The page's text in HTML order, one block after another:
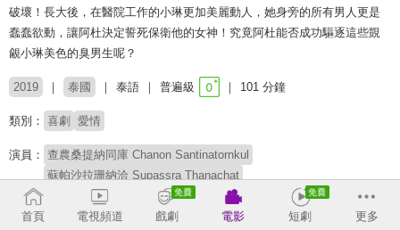
破壞！長大後，在醫院工作的小琳更加美麗動人，她身旁的所有男人更是
蠢蠢欲動，讓阿杜決定誓死保衛他的女神！究竟阿杜能否成功驅逐這些覬
覦小琳美色的臭男生呢？
2019 泰國 泰語 普遍級 101 分鐘
類別： 喜劇 愛情
演員： 查農桑提納同庫 Chanon Santinatornkul
蘇帕沙拉珊納洽 Supassra Thanachat
功博占乍倫 Gornpop Janjaroen
Rassameekae Fahgeulon
Palapol Polkongseng Pongtiwat Tangwancharoen
首頁 電視頻道 戲劇 電影 短劇 更多